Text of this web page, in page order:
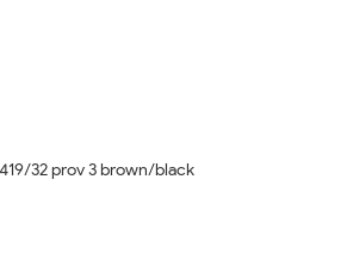
32 prov 3 brown/black